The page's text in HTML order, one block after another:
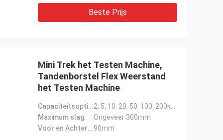
Beste Prijs
Mini Trek het Testen Machine,
Tandenborstel Flex Weerstand
het Testen Machine
Capaciteitsoptie:
2, 5, 10, 20, 50, 100, 200kgf om het even wie kiezen
Maximum slag:
Ongeveer 300mm
Voor en Achterruimte: 90mm